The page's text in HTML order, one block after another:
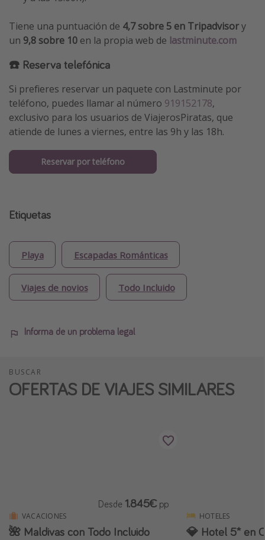
Tiene una puntuación de 4,7 sobre 5 en Tripadvisory
un 9,8 sobre 10 en la propia web de lastminute.com
☎️ Reserva telefónica
Si prefieres reservar un paquete con Lastminute por
teléfono, puedes llamar al número 919152178,
exclusivo para los usuarios de ViajerosPiratas, que
atiende de lunes a viernes, entre las 9h y las 18h.
Reservar por teléfono
Etiquetas
Playa Escapadas Románticas
Viajes de novios Todo Incluido
Informa de un problema legal
BUSCAR
OFERTAS DE VIAJES SIMILARES
VACACIONES
🌺 Maldivas con Todo Incluido
Desde 1.845€ pp
HOTELES
💎 Hotel 5* en